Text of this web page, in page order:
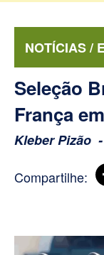
NOTÍCIAS /
Seleção
França
Kleber Pizão
Compartilhe: